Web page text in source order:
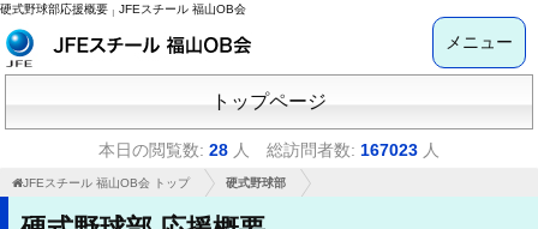
メニュー
硬式野球部応援概要 | JFEスチール 福山OB会
トップページ
本日の閲覧数: 28 人 総訪問者数: 167023 人
JFEスチール 福山OB会 トップ 硬式野球部